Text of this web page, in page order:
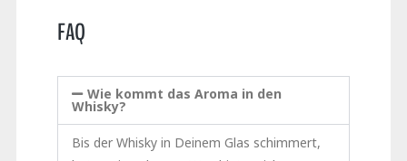
FAQ
Wie kommt das Aroma in den
Whisky?
Bis der Whisky in Deinem Glas schimmert,